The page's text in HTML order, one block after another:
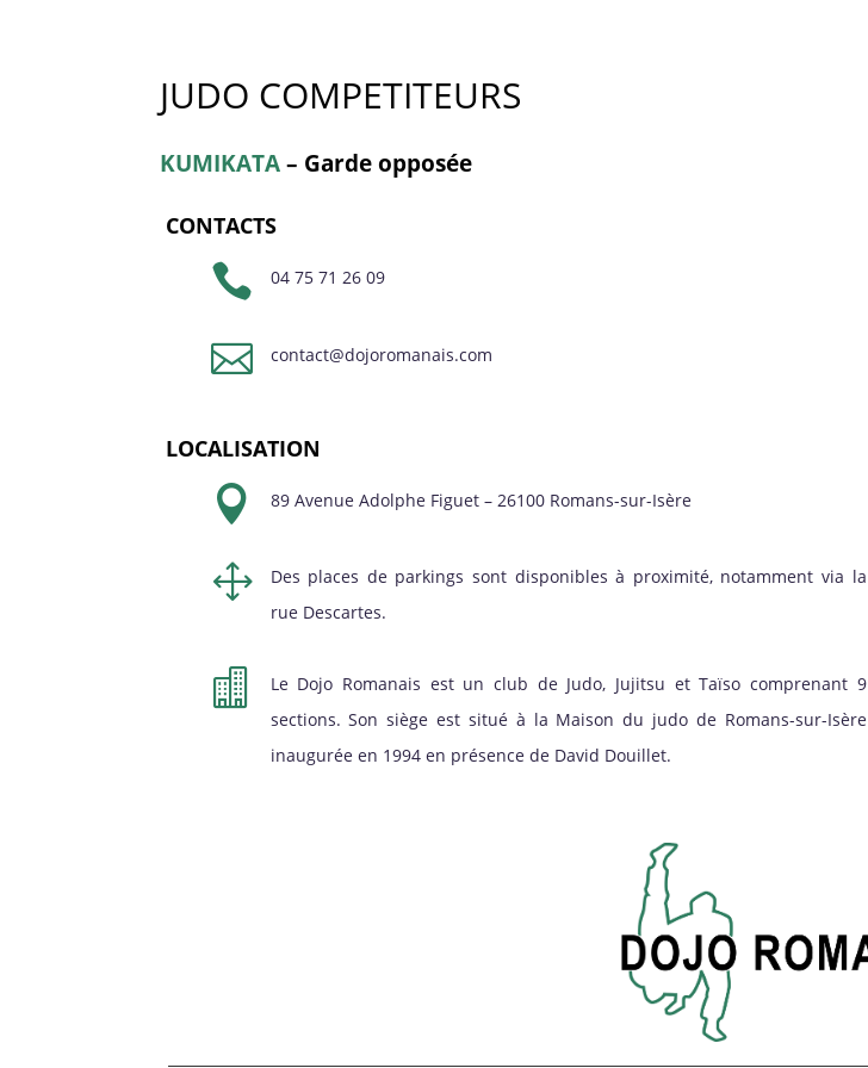
JUDO COMPETITEURS
KUMIKATA – Garde opposée
CONTACTS
 04 75 71 26 09
 contact@dojoromanais.com
LOCALISATION
 89 Avenue Adolphe Figuet – 26100 Romans-sur-Isère
1
Des places de parkings sont disponibles à proximité, notamment via la
rue Descartes.

Le Dojo Romanais est un club de Judo, Jujitsu et Taïso comprenant 9
sections. Son siège est situé à la Maison du judo de Romans-sur-Isère
inaugurée en 1994 en présence de David Douillet.